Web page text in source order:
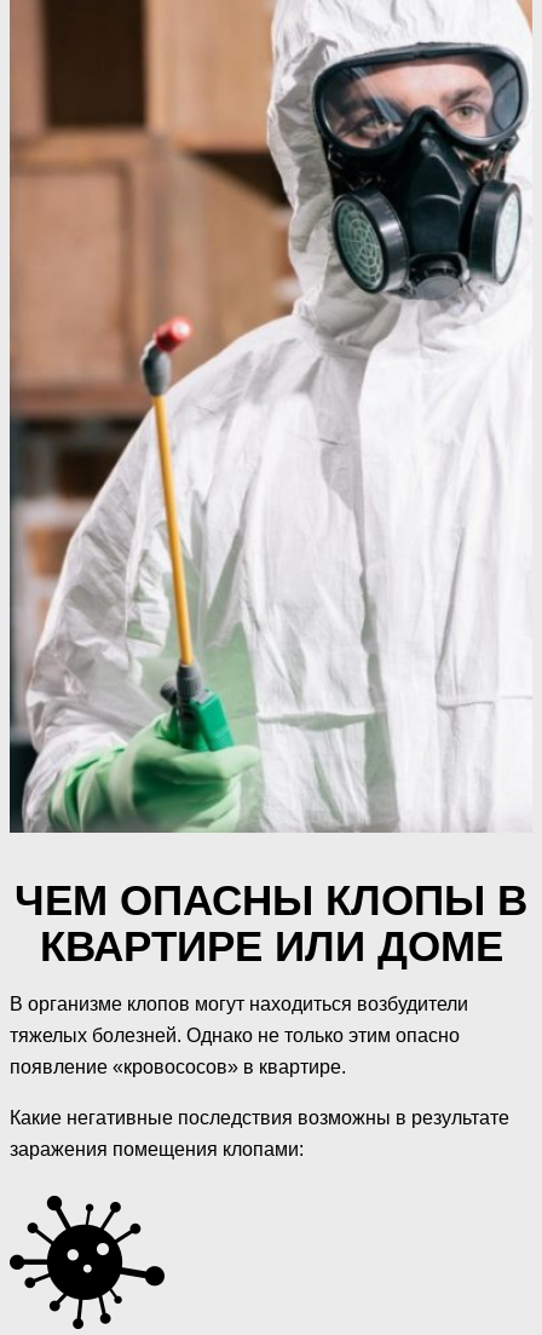
ЧЕМ ОПАСНЫ КЛОПЫ В
КВАРТИРЕ ИЛИ ДОМЕ
В организме клопов могут находиться возбудители
тяжелых болезней. Однако не только этим опасно
появление «кровососов» в квартире.
Какие негативные последствия возможны в результате
заражения помещения клопами: